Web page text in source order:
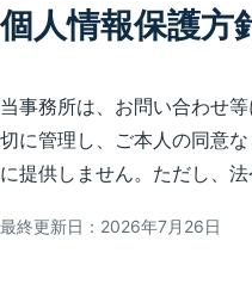
個人情報保護方
当事務所は、お問い合わせ
切に管理し、ご本人の同意
に提供しません。ただし、
最終更新日：2026年7月26日